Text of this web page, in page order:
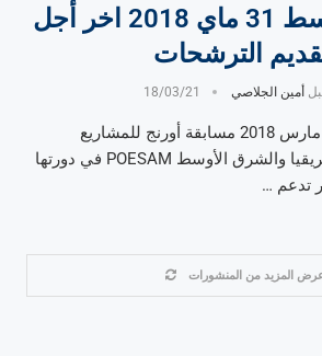
والشرق الأوسط 31 ماي 2018 اخر أجل
الترشحات
أمين الجلاصي 18/03/21
أطلقت أورنج منذ أوّل مارس 2018 مسابقة أورنج للمشاريع
الاجتماعية لمنطقة إفريقيا والشرق الأوسط POESAM في دورتها
تدعم …
المزيد من المنشورات